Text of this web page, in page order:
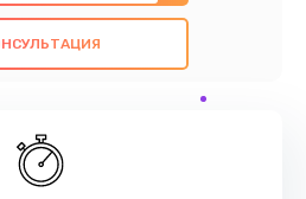
качество всех
Наша цель - предоставить
Не медлите записаться на